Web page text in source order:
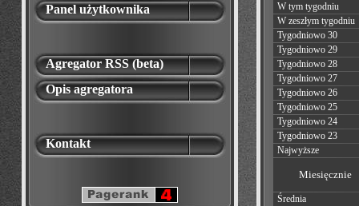
Panel użytkownika
Agregator RSS (beta)
Opis agregatora
Kontakt
W tym tygodniu
W zeszłym tygodniu
Tygodniowo 30
Tygodniowo 29
Tygodniowo 28
Tygodniowo 27
Tygodniowo 26
Tygodniowo 25
Tygodniowo 24
Tygodniowo 23
Najwyższe
Miesięcznie
Średnia